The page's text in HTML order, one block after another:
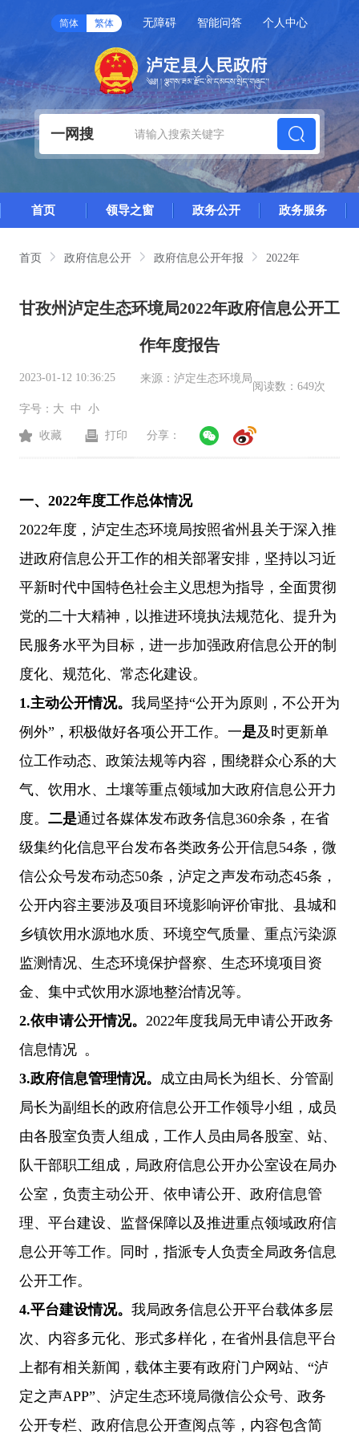
简体 繁体 无障碍 智能问答 个人中心
一网搜
首页 领导之窗 政务公开 政务服务
首页 政府信息公开 政府信息公开年报 2022年
甘孜州泸定生态环境局2022年政府信息公开工
作年度报告
2023-01-12 10:36:25 来源： 泸定生态环境局
阅读数： 649次
字号： 大 中 小
收藏 打印 分享：
一、2022年度工作总体情况
2022年度，泸定生态环境局按照省州县关于深入推
进政府信息公开工作的相关部署安排，坚持以习近
平新时代中国特色社会主义思想为指导，全面贯彻
党的二十大精神，以推进环境执法规范化、提升为
民服务水平为目标，进一步加强政府信息公开的制
度化、规范化、常态化建设。
1.主动公开情况。 我局坚持“公开为原则，不公开为
例外”，积极做好各项公开工作。一是及时更新单
位工作动态、政策法规等内容， 围绕群众心系的大
气、饮用水、土壤等重点领域加大政府信息公开力
度。 二是通过各媒体发布政务信息360余条，在省
级集约化信息平台发布各类政务公开信息54条，微
信公众号发布动态50条，泸定之声发布动态45条，
公开内容主要涉及项目环境影响评价审批、县城和
乡镇饮用水源地水质、环境空气质量、重点污染源
监测情况、生态环境保护督察、生态环境项目资
金、集中式饮用水源地整治情况等。
2.依申请公开情况。 2022年度我局无申请公开政务
信息情况 。
3.政府信息管理情况。 成立由局长为组长、分管副
局长为副组长的政府信息公开工作领导小组，成员
由各股室负责人组成，工作人员由局各股室、站、
队干部职工组成，局政府信息公开办公室设在局办
公室，负责主动公开、依申请公开、政府信息管
理、平台建设、监督保障以及推进重点领域政府信
息公开等工作。同时，指派专人负责全局政务信息
公开工作。
4.平台建设情况。 我局政务信息公开平台载体多层
次、内容多元化、形式多样化，在省州县信息平台
上都有相关新闻，载体主要有政府门户网站、“泸
定之声APP”、泸定生态环境局微信公众号、政务
公开专栏、政府信息公开查阅点等，内容包含简